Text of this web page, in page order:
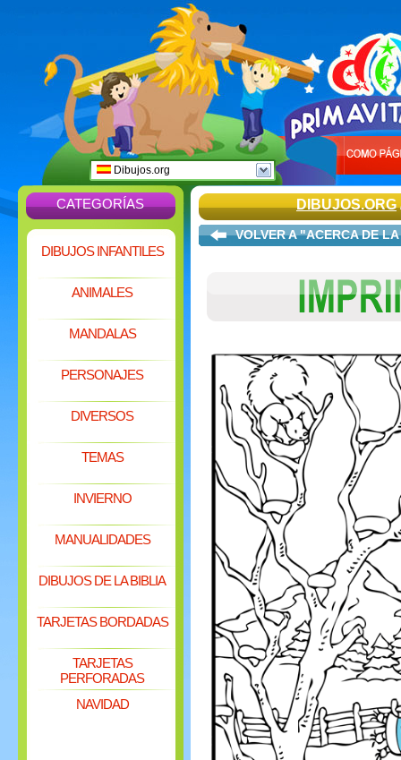
Dibujos.org
CATEGORÍAS
DIBUJOS INFANTILES
ANIMALES
MANDALAS
PERSONAJES
DIVERSOS
TEMAS
INVIERNO
MANUALIDADES
DIBUJOS DE LA BIBLIA
TARJETAS BORDADAS
TARJETAS
PERFORADAS
NAVIDAD
DIBUJOS.ORG
VOLVER A "ACERCA DE